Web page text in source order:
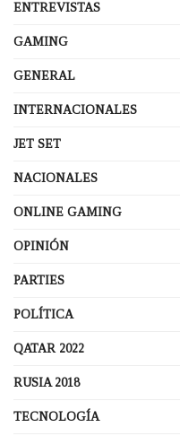
ENTREVISTAS
GAMING
GENERAL
INTERNACIONALES
JET SET
NACIONALES
ONLINE GAMING
OPINIÓN
PARTIES
POLÍTICA
QATAR 2022
RUSIA 2018
TECNOLOGÍA